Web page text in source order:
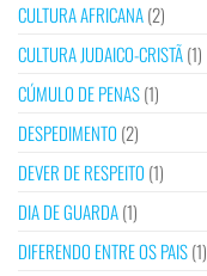
CULTURA AFRICANA(2)
CULTURA JUDAICO-CRISTÃ(1)
CÚMULO DE PENAS(1)
DESPEDIMENTO (2)
DEVER DE RESPEITO (1)
DIA DE GUARDA(1)
DIFERENDO ENTRE OS PAIS(1)